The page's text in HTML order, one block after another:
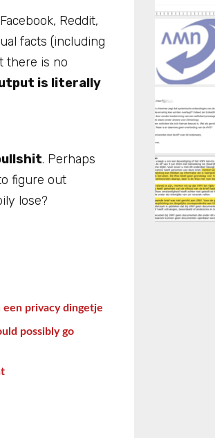
Reddit,
facts (including
there is no
is literally
. Perhaps
figure out
lose?
een privacy dingetje
possibly go